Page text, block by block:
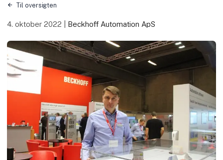
Til oversigten
4. oktober 2022 Beckhoff Automation ApS